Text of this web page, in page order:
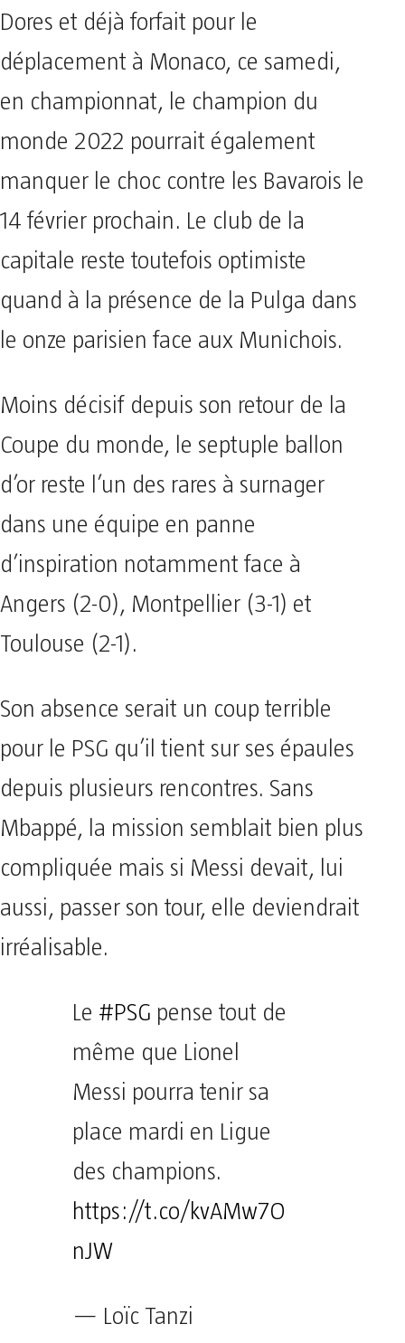
Dores et déjà forfait pour le
déplacement à Monaco, ce samedi,
en championnat, le champion du
monde 2022 pourrait également
manquer le choc contre les Bavarois le
14 février prochain. Le club de la
capitale reste toutefois optimiste
quand à la présence de la Pulga dans
le onze parisien face aux Munichois.
Moins décisif depuis son retour de la
Coupe du monde, le septuple ballon
d’or reste l’un des rares à surnager
dans une équipe en panne
d’inspiration notamment face à
Angers (2-0), Montpellier (3-1) et
Toulouse (2-1).
Son absence serait un coup terrible
pour le PSG qu’il tient sur ses épaules
depuis plusieurs rencontres. Sans
Mbappé, la mission semblait bien plus
compliquée mais si Messi devait, lui
aussi, passer son tour, elle deviendrait
irréalisable.
Le #PSG pense tout de
même que Lionel
Messi pourra tenir sa
place mardi en Ligue
des champions.
https://t.co/kvAMw7O
nJW
— Loïc Tanzi